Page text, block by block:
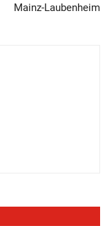
Mainz-Laubenheim